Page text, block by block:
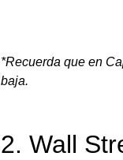
*Recuerda que en
baja.
2. Wall